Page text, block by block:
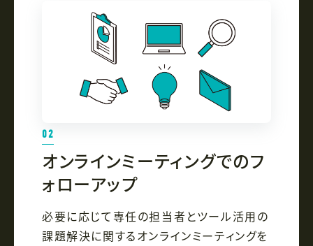
02
オンラインミーティングでのフ
ォローアップ
必要に応じて専任の担当者とツール活用の
課題解決に関するオンラインミーティングを